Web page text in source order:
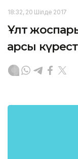
18:32, 20 Шілде 2017
Ұлт
қарсы